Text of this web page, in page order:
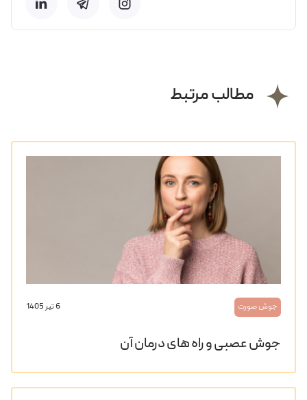
مطالب مرتبط
جوش صورت 6 تیر 1405
جوش عصبی و راه های درمان آن